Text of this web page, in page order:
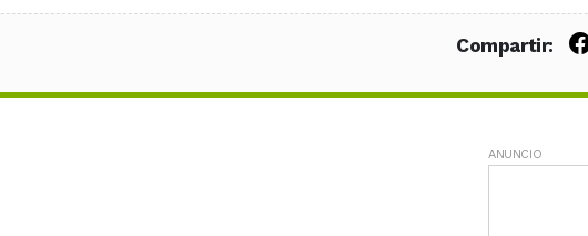
Compartir:
ANUNCIO